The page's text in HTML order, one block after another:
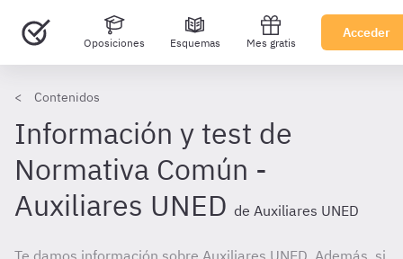
Oposiciones Esquemas Mes gratis
Acceder
Contenidos
Información y test de
Normativa Común -
Auxiliares UNED de Auxiliares UNED
Te damos información sobre Auxiliares UNED. Además, si